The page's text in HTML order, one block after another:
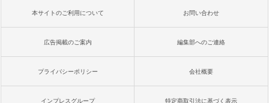
本サイトのご利用について お問い合わせ
広告掲載のご案内 編集部へのご連絡
プライバシーポリシー 会社概要
インプレスグループ 特定商取引法に基づく表示